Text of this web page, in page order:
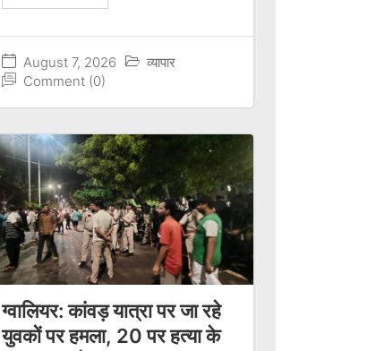
August 7, 2026
व्यापार
Comment (0)
ग्वालियर: कांवड़ यात्रा पर जा रहे
युवकों पर हमला, 20 पर हत्या के